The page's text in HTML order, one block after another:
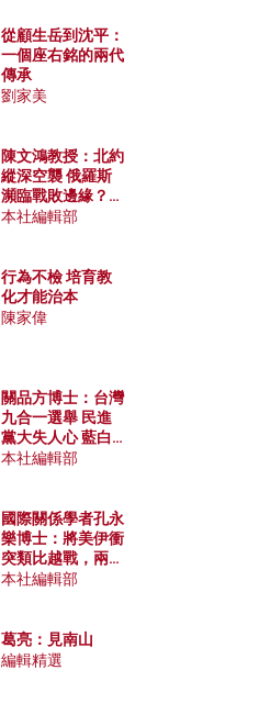
從顧生岳到沈平：
一個座右銘的兩代
傳承
劉家美
陳文鴻教授：北約
縱深空襲 俄羅斯
瀕臨戰敗邊緣？中
國零部件能左右戰
本社編輯部
行為不檢 培育教
化才能治本
陳家偉
關品方博士：台灣
九合一選舉 民進
黨大失人心 藍白
合作有望拿下七成
本社編輯部
國際關係學者孔永
樂博士：將美伊衝
突類比越戰，兩者
有何異同？中國崛
本社編輯部
葛亮：見南山
編輯精選